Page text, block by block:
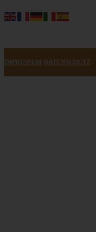
IMPRESSUM DATENSCHUTZ